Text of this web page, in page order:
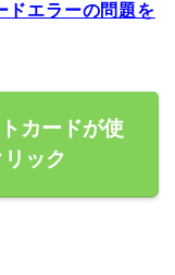
ドエラーの問題を
カードが使
ック